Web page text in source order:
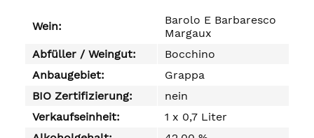
Wein:
Barolo E Barbaresco
Margaux
Abfüller / Weingut:
Bocchino
Anbaugebiet:
Grappa
BIO Zertifizierung:
nein
Verkaufseinheit:
1 x 0,7 Liter